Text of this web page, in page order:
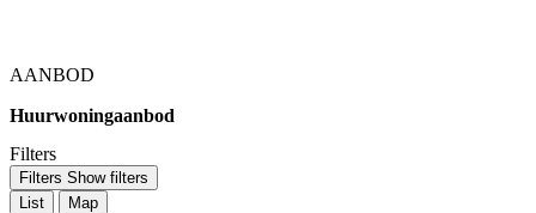
AANBOD
Huurwoningaanbod
Filters
Filters Show filters
List
Map